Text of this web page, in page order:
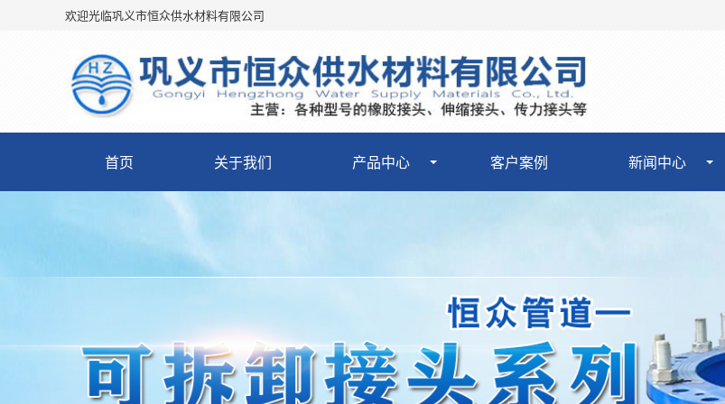
欢迎光临巩义市恒众供水材料有限公司
首页 关于我们 产品中心 客户案例 新闻中心